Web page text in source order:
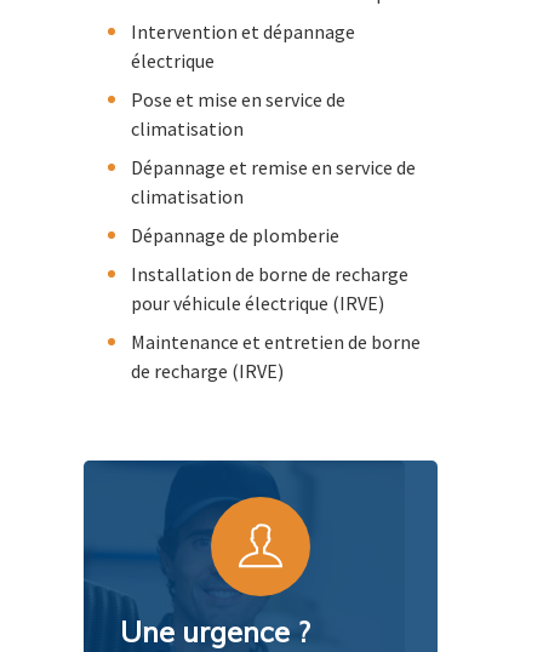
Intervention et dépannage
électrique
Pose et mise en service de
climatisation
Dépannage et remise en service de
climatisation
Dépannage de plomberie
Installation de borne de recharge
pour véhicule électrique (IRVE)
Maintenance et entretien de borne
de recharge (IRVE)
Une urgence ?